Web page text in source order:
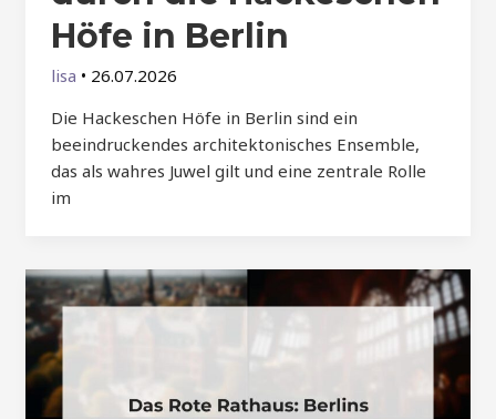
Höfe in Berlin
lisa • 26.07.2026
Die Hackeschen Höfe in Berlin sind ein
beeindruckendes architektonisches Ensemble,
das als wahres Juwel gilt und eine zentrale Rolle
im